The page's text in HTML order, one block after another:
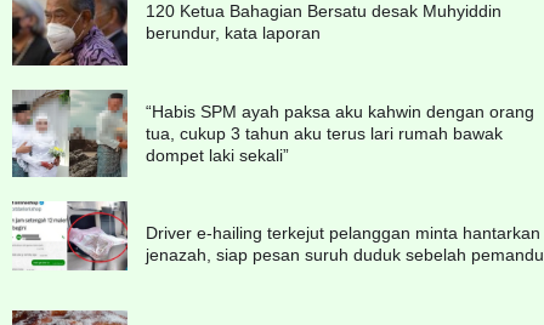
120 Ketua Bahagian Bersatu desak Muhyiddin
berundur, kata laporan
“Habis SPM ayah paksa aku kahwin dengan orang
tua, cukup 3 tahun aku terus lari rumah bawak
dompet laki sekali”
Driver e-hailing terkejut pelanggan minta hantarkan
jenazah, siap pesan suruh duduk sebelah pemandu